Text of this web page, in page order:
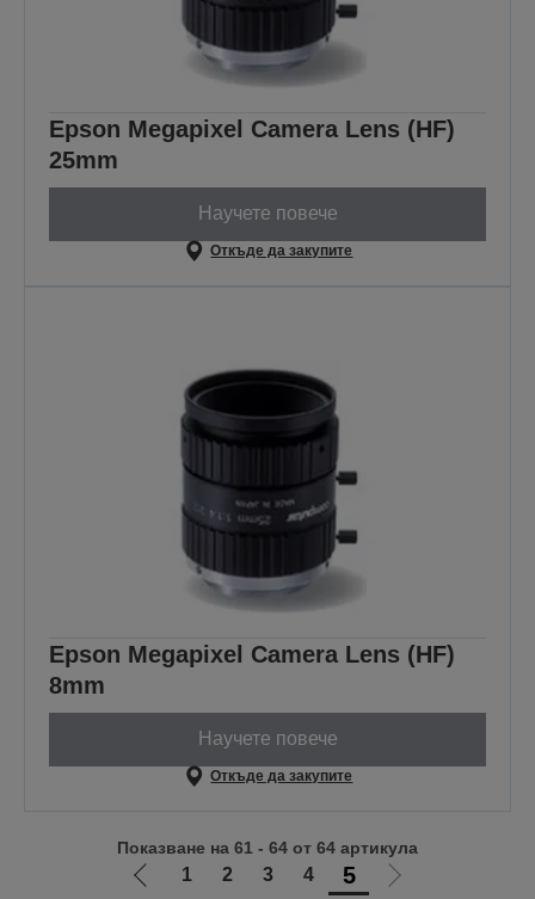
Epson Megapixel Camera Lens (HF)
25mm
Научете повече
Откъде да закупите
Epson Megapixel Camera Lens (HF)
8mm
Научете повече
Откъде да закупите
Отиди
1 2 3 4 5
Отиди
Показване на 61 - 64 от 64 артикула